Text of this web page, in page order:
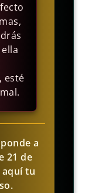
esté
a
21 de
aquí tu